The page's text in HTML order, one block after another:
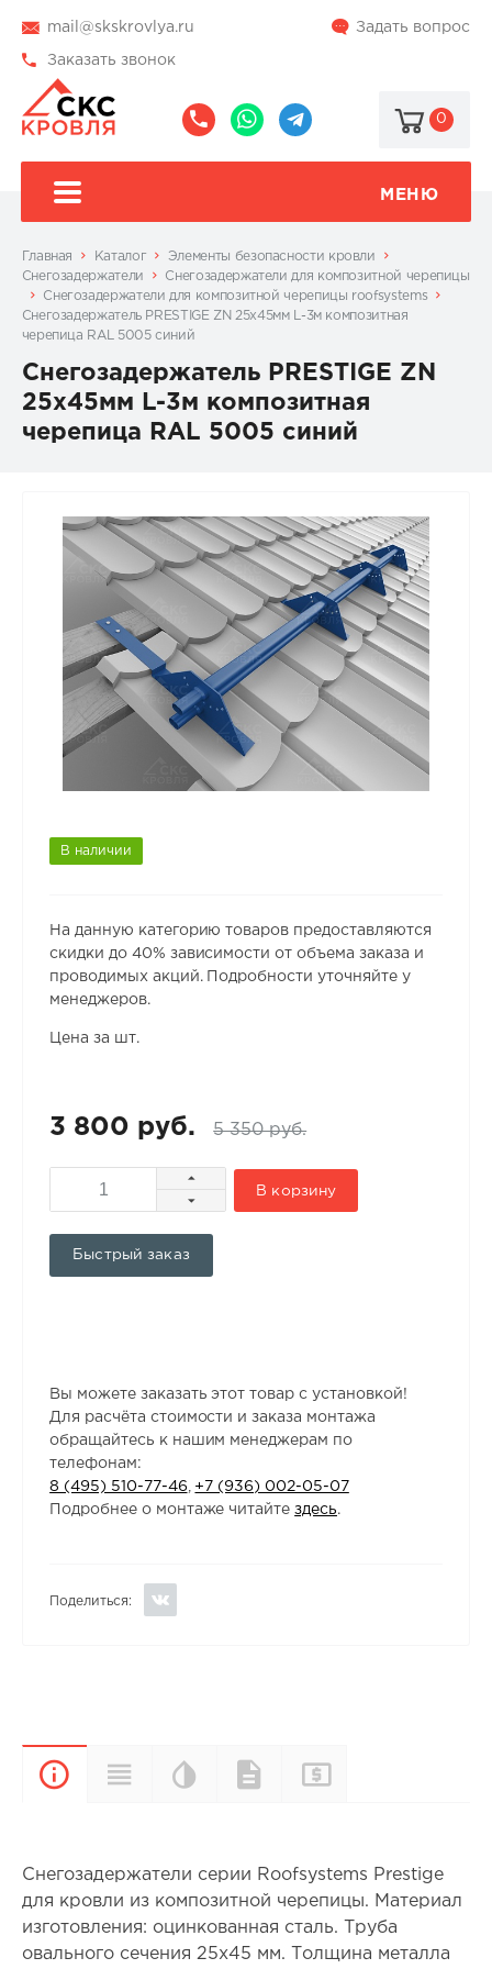
mail@skskrovlya.ru Задать вопрос
Заказать звонок
0
МЕНЮ
Главная Каталог
Элементы безопасности кровли
Снегозадержатели
Снегозадержатели для композитной черепицы
Снегозадержатели для композитной черепицы roofsystems
Снегозадержатель PRESTIGE ZN 25х45мм L-3м композитная
черепица RAL 5005 синий
Снегозадержатель PRESTIGE ZN
25х45мм L-3м композитная
черепица RAL 5005 синий
В наличии
На данную категорию товаров предоставляются
скидки до 40% зависимости от объема заказа и
проводимых акций. Подробности уточняйте у
менеджеров.
Цена за шт.
3 800 руб. 5 350 руб.
В корзину
Быстрый заказ
Вы можете заказать этот товар с установкой!
Для расчёта стоимости и заказа монтажа
обращайтесь к нашим менеджерам по
телефонам:
8 (495) 510-77-46
+7 (936) 002-05-07
Подробнее о монтаже читайтездесь.
Поделиться:
ОписаниеХарактеристики
Цветовая
палитра
Документы
Снегозадержатели серии Roofsystems Prestige
для кровли из композитной черепицы. Материал
изготовления: оцинкованная сталь. Труба
овального сечения 25х45 мм. Толщина металла